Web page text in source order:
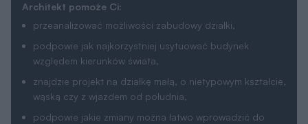
Architekt pomoże Ci:
przeanalizować możliwości zabudowy działki,
podpowie jak najkorzystniej usytuować budynek
względem kierunków świata,
znajdzie projekt na działkę małą, o nietypowym kształcie,
wąską czy z wjazdem od południa,
podpowie jakie zmiany można łatwo wprowadzić do